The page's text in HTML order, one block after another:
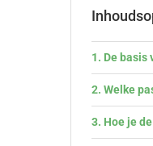
De basis
Welke
Hoe je